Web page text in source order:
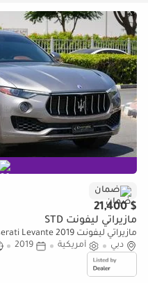
ضمان
$ 21,400
مازيراتي ليفونت STD
مازيراتي ليفونت STD Maserati Levante 2019
دبي
أمريكية 2019